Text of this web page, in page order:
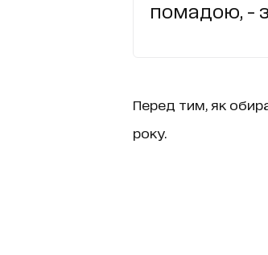
помадою, -
Перед тим, як
року.